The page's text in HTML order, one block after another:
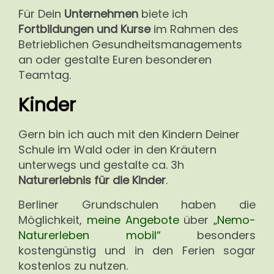
Für Dein Unternehmen biete ich
Fortbildungen und Kurseim Rahmen des
Betrieblichen Gesundheitsmanagements
an oder gestalte Euren besonderen
Teamtag.
Kinder
Gern bin ich auch mit den Kindern Deiner
Schule im Wald oder in den Kräutern
unterwegs und gestalte ca. 3h
Naturerlebnis für die Kinder.
Berliner Grundschulen haben die
Möglichkeit, meine Angeboteüber „Nemo-
Naturerleben mobil“ besonders
kostengünstig und in den Ferien sogar
kostenlos zu nutzen.